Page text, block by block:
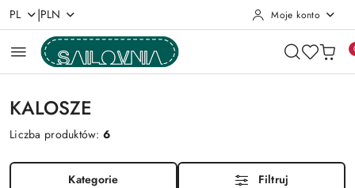
Przejdź do treści głównej
Przejdź do wyszukiwarki
Przejdź do moje konto
Przejdź do menu głównego
Przejdź do stopki
PL |PLN Moje konto
KALOSZE
Liczba produktów:6
Kategorie Filtruj